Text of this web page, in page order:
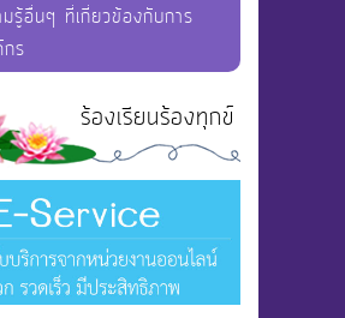
รู้อื่นๆ ที่เกี่ยวข้องกับการ
ร
ร้องเรียนร้องทุกข์